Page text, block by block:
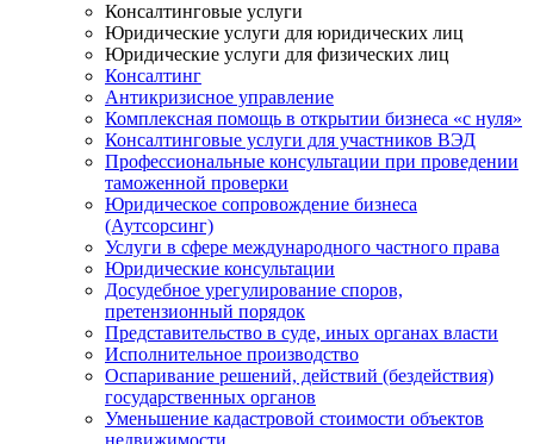
Консалтинговые услуги
Юридические услуги для юридических лиц
Юридические услуги для физических лиц
Консалтинг
Антикризисное управление
Комплексная помощь в открытии бизнеса «с нуля»
Консалтинговые услуги для участников ВЭД
Профессиональные консультации при проведении
таможенной проверки
Юридическое сопровождение бизнеса
(Аутсорсинг)
Услуги в сфере международного частного права
Юридические консультации
Досудебное урегулирование споров,
претензионный порядок
Представительство в суде, иных органах власти
Исполнительное производство
Оспаривание решений, действий (бездействия)
государственных органов
Уменьшение кадастровой стоимости объектов
недвижимости